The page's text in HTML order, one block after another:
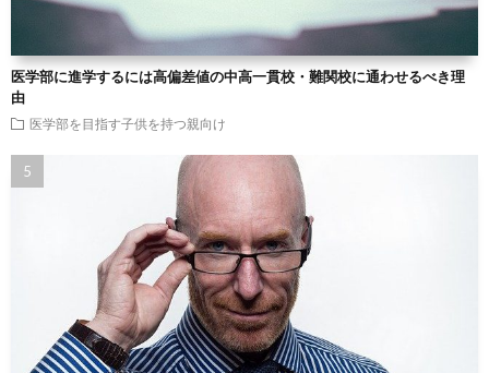
医学部に進学するには高偏差値の中高一貫校・難関校に通わせるべき理
由
医学部を目指す子供を持つ親向け